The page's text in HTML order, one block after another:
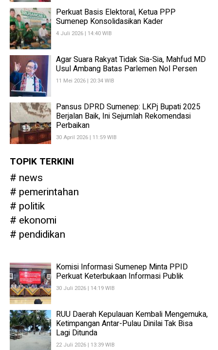
Perkuat Basis Elektoral, Ketua PPP
Sumenep Konsolidasikan Kader
4 Juli 2026 | 14:40 WIB
Agar Suara Rakyat Tidak Sia-Sia, Mahfud MD
Usul Ambang Batas Parlemen Nol Persen
11 Mei 2026 | 20:34 WIB
Pansus DPRD Sumenep: LKPj Bupati 2025
Berjalan Baik, Ini Sejumlah Rekomendasi
Perbaikan
30 April 2026 | 11:59 WIB
TOPIK TERKINI
news
pemerintahan
politik
ekonomi
pendidikan
Komisi Informasi Sumenep Minta PPID
Perkuat Keterbukaan Informasi Publik
30 Juli 2026 | 14:19 WIB
RUU Daerah Kepulauan Kembali Mengemuka,
Ketimpangan Antar-Pulau Dinilai Tak Bisa
Lagi Ditunda
22 Juli 2026 | 13:39 WIB